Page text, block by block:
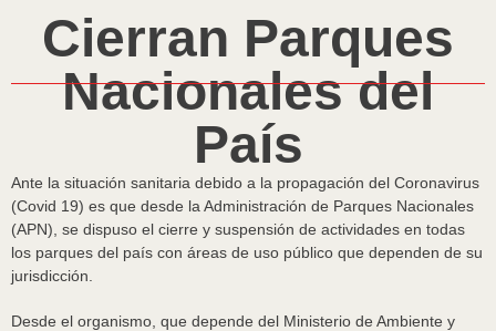
Cierran Parques
Nacionales del
País
Ante la situación sanitaria debido a la propagación del Coronavirus
(Covid 19) es que desde la Administración de Parques Nacionales
(APN), se dispuso el cierre y suspensión de actividades en todas
los parques del país con áreas de uso público que dependen de su
jurisdicción.
Desde el organismo, que depende del Ministerio de Ambiente y